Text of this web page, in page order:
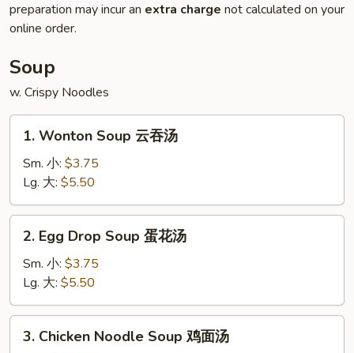
preparation may incur an extra charge not calculated on your
online order.
Soup
w. Crispy Noodles
Wonton
Soup
吞
汤
1. Wonton Soup 云吞汤
Sm. 小: $3.75
Lg. 大: $5.50
Egg
Drop
Soup
蛋
花
2. Egg Drop Soup 蛋花汤
Sm. 小: $3.75
Lg. 大: $5.50
Chicken
3. Chicken Noodle Soup 鸡面汤